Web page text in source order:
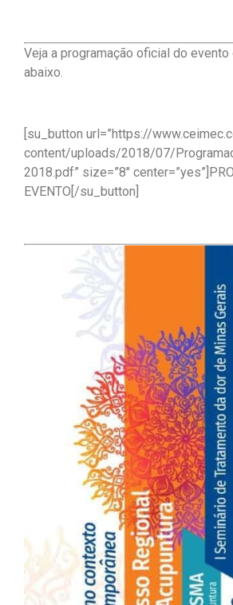
Veja a programação oficial do
abaixo.
[su_button url=”https://
content/uploads/2018/07/
2018.pdf” size=”8″
EVENTO[/su_button]